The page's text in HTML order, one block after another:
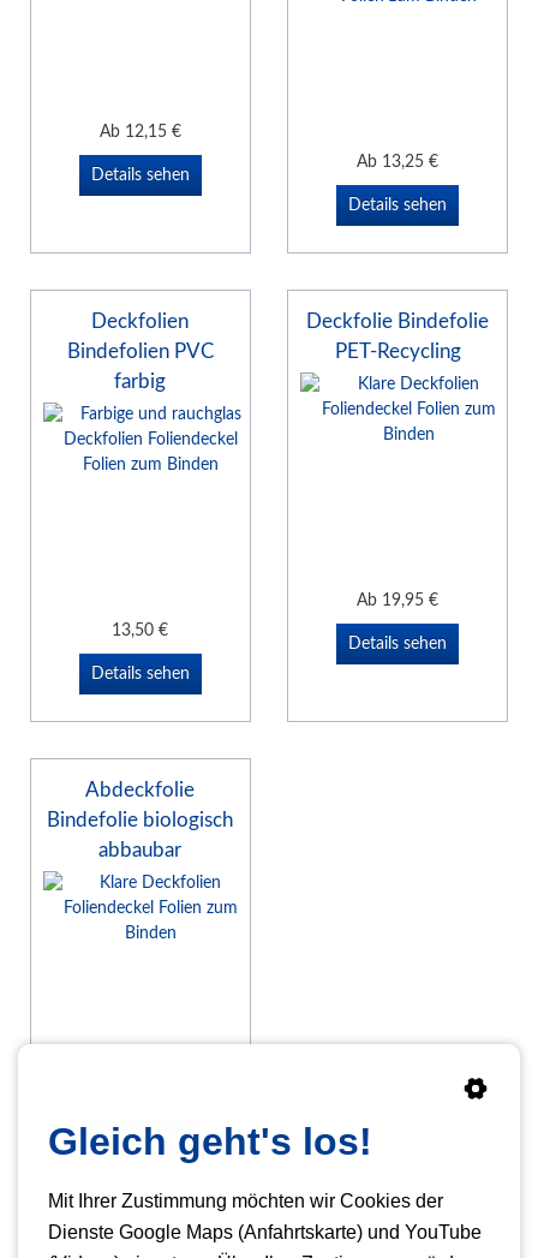
Ab12,15 €
Details sehen
Ab 13,25€
Details sehen
Deckfolien
Bindefolien PVC
farbig
13,50€
Details sehen
Deckfolie Bindefolie
PET-Recycling
Ab 19,95€
Details sehen
Abdeckfolie
Bindefolie biologisch
abbaubar
Details sehen
Gleich geht's los!
Mit Ihrer Zustimmung möchten wir Cookies der
Dienste Google Maps (Anfahrtskarte) und YouTube